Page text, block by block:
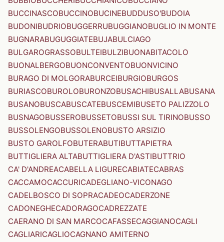
BUCCINASCOBUCCINOBUCINEBUDDUSO'BUDOIA
BUDONIBUDRIOBUGGERRUBUGGIANOBUGLIO IN MONTE
BUGNARABUGUGGIATEBUJABULCIAGO
BULGAROGRASSOBULTEIBULZIBUONABITACOLO
BUONALBERGOBUONCONVENTOBUONVICINO
BURAGO DI MOLGORABURCEIBURGIOBURGOS
BURIASCOBUROLOBURONZOBUSACHIBUSALLABUSANA
BUSANOBUSCABUSCATEBUSCEMIBUSETO PALIZZOLO
BUSNAGOBUSSEROBUSSETOBUSSI SUL TIRINOBUSSO
BUSSOLENGOBUSSOLENOBUSTO ARSIZIO
BUSTO GAROLFOBUTERABUTIBUTTAPIETRA
BUTTIGLIERA ALTABUTTIGLIERA D'ASTIBUTTRIO
CA' D'ANDREACABELLA LIGURECABIATECABRAS
CACCAMOCACCURICADEGLIANO-VICONAGO
CADELBOSCO DI SOPRACADEOCADERZONE
CADONEGHECADORAGOCADREZZATE
CAERANO DI SAN MARCOCAFASSECAGGIANOCAGLI
CAGLIARICAGLIOCAGNANO AMITERNO